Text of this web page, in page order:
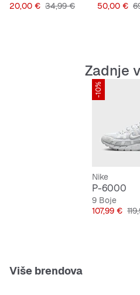
Cijena
20,00 € Originalna cijena
34,99 €
Cijena
50,00 €
Zadnje
-10%
Nike
P-6000
9 Boje
Cijena
107,99 €
Više brendova